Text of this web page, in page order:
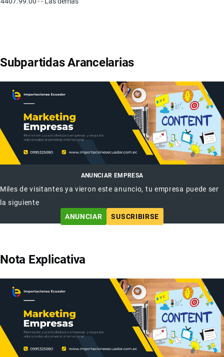
Subpartidas Arancelarias
ANUNCIAR EMPRESA
Miles de visitantes ya vieron este anuncio, tu empresa puede ser
la siguiente
ANUNCIAR
SUSCRIBIRSE
Nota Explicativa